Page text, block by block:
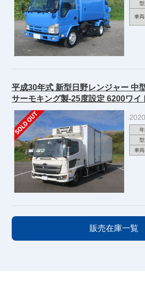
車
平成30年式 新型日野レンジャー 中
サーモキング製-25度設定 6200ワイ
輪エアサス ジョルダー ディーラー
車
販売在庫一覧